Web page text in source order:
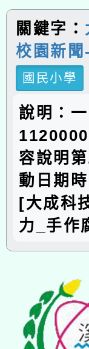
關鍵字：
校園新聞
國民小學
說明：
容說明
動日期
[大成科
力_手作